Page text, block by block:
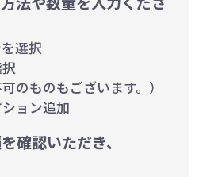
選択
のものもございます。）
ョン追加
確認いただき、